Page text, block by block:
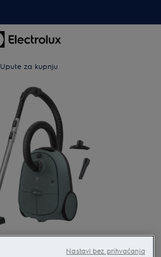
Upute za kupnju
Povećaj
Nastavi bez prihvaćanja